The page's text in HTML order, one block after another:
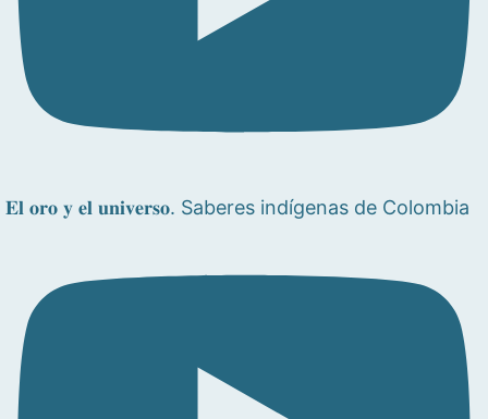
𝐄𝐥 𝐨𝐫𝐨 𝐲 𝐞𝐥 𝐮𝐧𝐢𝐯𝐞𝐫𝐬𝐨. Saberes indígenas de Colombia